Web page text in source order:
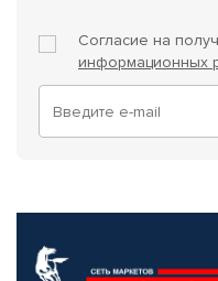
Согласие на
информационных